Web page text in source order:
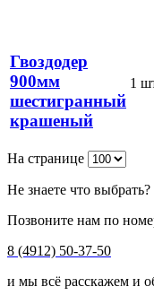
Гвоздодер
900мм
шестигранный
крашеный
1
На странице
Не знаете что
Позвоните нам по
8 (4912) 50-37-50
и мы всё расскажем и